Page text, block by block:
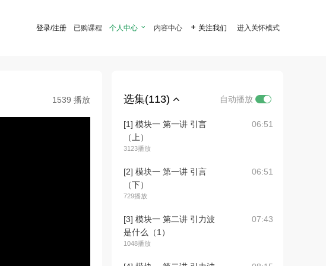
登录/注册 已购课程 个人中心  内容中心  关注我们 进入关怀模式
1539 播放 选集(113) 自动播放
[1] 模块一 第一讲 引言
（上）
3123播放
06:51
[2] 模块一 第一讲 引言
（下）
729播放
06:51
[3] 模块一 第二讲 引力波
是什么（1）
1048播放
07:43